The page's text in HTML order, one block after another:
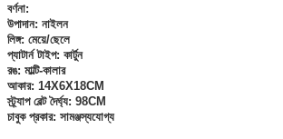
বর্ণনা:
উপাদান: নাইলন
লিঙ্গ: মেয়ে/ছেলে
প্যাটার্ন টাইপ: কার্টুন
রঙ: মাল্টি-কালার
আকার: 14X6X18CM
স্ট্র্যাপ বেল্ট দৈর্ঘ্য: 98CM
চাবুক প্রকার: সামঞ্জস্যযোগ্য